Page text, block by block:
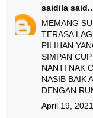
saidila
MEMANG
TERASA
PILIHAN
SIMPAN
NANTI NAK
NASIB BAIK
DENGAN
April 19,